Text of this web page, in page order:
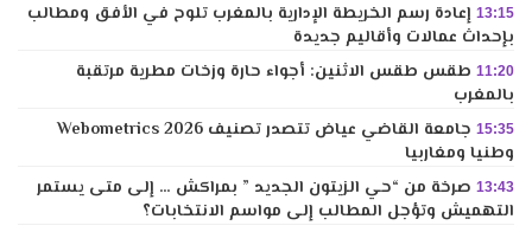
13:15 إعادة رسم الخريطة الإدارية بالمغرب تلوح في الأفق ومطالب
بإحداث عمالات وأقاليم جديدة
11:20 طقس طقس الاثنين: أجواء حارة وزخات مطرية مرتقبة
بالمغرب
15:35
جامعة القاضي عياض تتصدر تصنيف Webometrics 2026
وطنيا ومغاربيا
13:43 صرخة من “حي الزيتون الجديد ” بمراكش … إلى متى يستمر
التهميش وتؤجل المطالب إلى مواسم الانتخابات؟